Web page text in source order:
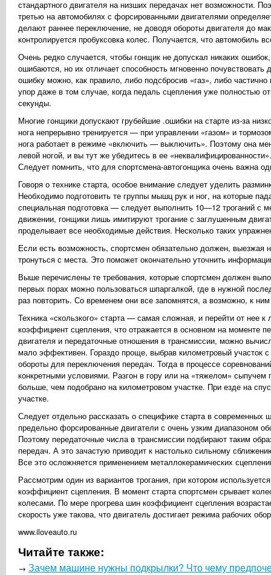
стандартного двигателя на низших передачах нет возможности.
третью на автомобилях с форсированными двигателями
делают раннее переключение, не доводя обороты двигателя до
контролируется пробуксовка колес. Получается, что автомобиль
Очень редко случается, чтобы гонщик не допускал никаких
ошибаются, но их отличает способность мгновенно
ошибку можно, как правило, либо подсбросив «газ», либо
упор даже в том случае, когда педаль сцепления уже полностью
секунды.
Многие гонщики допускают грубейшие .ошибки на старте из-за
нога непрерывно тренируется — при управлении «газом» и
нога работает в режиме «включить — выключить». Поэтому она
левой ногой, и вы тут же убедитесь в ее «неквалифицированности».
Следует помнить, что для спортсмена-автогонщика очень важна
Говоря о технике старта, особое внимание следует уделить
Необходимо подготовить те группы мышц рук и ног, на которые
специальная подготовка — следует выполнить 10—12 троганий с
движении, гонщики лишь имитируют трогание с заглушенным
проделывает все необходимые действия. Несколько таких
Если есть возможность, спортсмен обязательно должен, выезжая
тронуться с места. Это поможет окончательно уточнить
Выше перечислены те требования, которые спортсмен должен
первых порах можно пользоваться шпаргалкой, где в нужной
раз повторить. Со временем они все запомнятся, а возможно, к
Техника «скользкого» старта — самая сложная, и перейти от нее
коэффициент сцепления, что отражается в основном на моменте
двигателя и передаточные отношения в трансмиссии, можно
мало эффективен. Гораздо проще, выбрав километровый участок
обороты для переключения передач. Тогда в процессе
конкретными условиями. Разгон в гору или на «тяжелом» сыпучем
больше, чем подобрано на километровом участке. При езде на
участке.
Следует отдельно рассказать о специфике старта в
предельно форсированные двигатели с очень узким диапазоном
Поэтому передаточные числа в трансмиссии подбирают таким
передач. А это зачастую приводит к настолько сильному
Все это осложняется применением металлокерамических
Рассмотрим один из вариантов трогания, при котором
коэффициент сцепления. В момент старта спортсмен срывает
колесами. По мере прогрева шин коэффициент сцепления
скорость уже такова, что двигатель достигает режима рабочих
www.iloveauto.ru
Читайте также:
→ Зачем машине нужны подкрылки? Что чему